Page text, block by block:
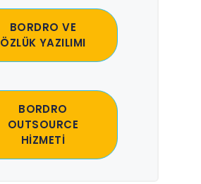
BORDRO VE
ÖZLÜK YAZILIMI
BORDRO
OUTSOURCE
HİZMETİ